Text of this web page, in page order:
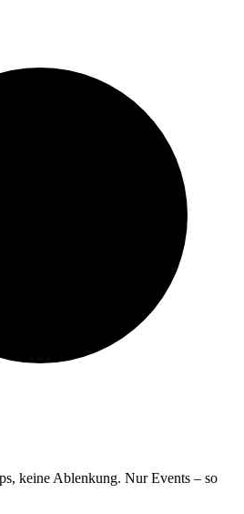
keine Ablenkung. Nur Events – so